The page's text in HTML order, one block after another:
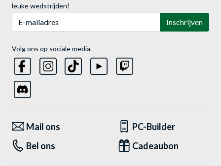
leuke wedstrijden!
Inschrijven
Volg ons op sociale media.
Mail ons
PC-Builder
Bel ons
Cadeaubon